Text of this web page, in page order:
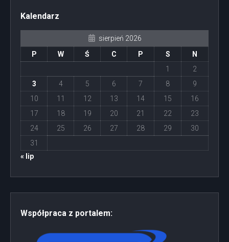
Kalendarz
sierpień 2026
P
W Ś C P S
N
1
2
3
4 5 6 7 8
9
10
11 12 13 14 15
16
17
18 19 20 21 22
23
24
25 26 27 28 29
30
31
« lip
Współpraca z portalem: